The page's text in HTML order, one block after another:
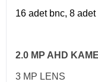
16 adet bnc, 8
2.0 MP AHD
3 MP LENS